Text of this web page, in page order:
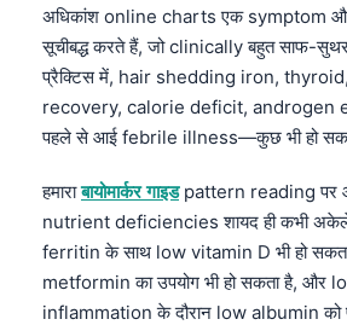
अधिकांश online charts एक symptom
सूचीबद्ध करते हैं, जो clinically बहुत साफ-
प्रैक्टिस में, hair shedding iron,
recovery, calorie deficit, androgen
पहले से आई febrile illness—कुछ भी हो
हमाराबायोमार्कर गाइडpattern reading पर
nutrient deficiencies शायद ही कभी
ferritin के साथ low vitamin D भी हो
metformin का उपयोग भी हो सकता है, और
inflammation के दौरान low albumin को
Occitan
العربية المغربية
Afrikaans
Монгол
ພາສາລາວ
Basa Jawa
Cebuano
ئۇيغۇرچە